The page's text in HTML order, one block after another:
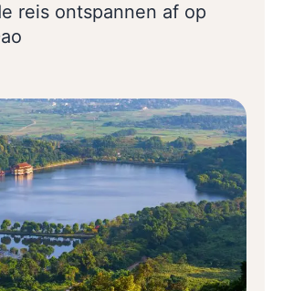
reis ontspannen af op